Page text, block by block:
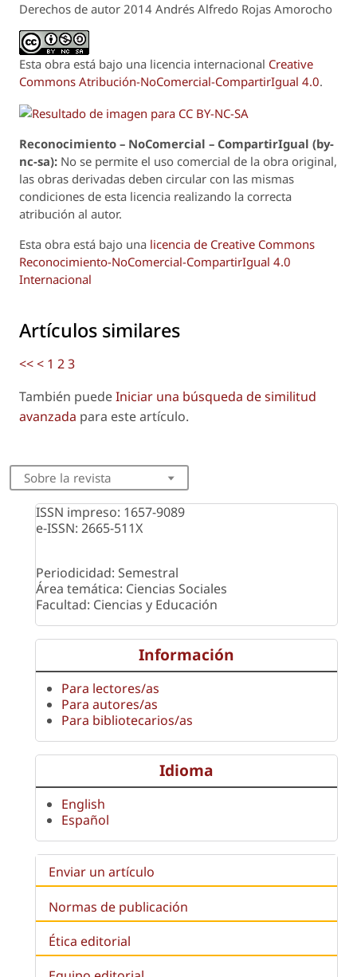
Derechos de autor 2014 Andrés Alfredo Rojas Amorocho
Esta obra está bajo una licencia internacional Creative
Commons Atribución-NoComercial-CompartirIgual 4.0.
Reconocimiento – NoComercial – CompartirIgual (by-
nc-sa): No se permite el uso comercial de la obra original,
las obras derivadas deben circular con las mismas
condiciones de esta licencia realizando la correcta
atribución al autor.
Esta obra está bajo una licencia de Creative Commons
Reconocimiento-NoComercial-CompartirIgual 4.0
Internacional
Artículos similares
<<< 1 23
También puedeIniciar una búsqueda de similitud
avanzada para este artículo.
Sobre la revista
ISSN impreso: 1657-9089
e-ISSN: 2665-511X
Periodicidad: Semestral
Área temática: Ciencias Sociales
Facultad: Ciencias y Educación
Información
Para lectores/as
Para autores/as
Para bibliotecarios/as
Idioma
English
Español
Enviar un artículo
Normas de publicación
Ética editorial